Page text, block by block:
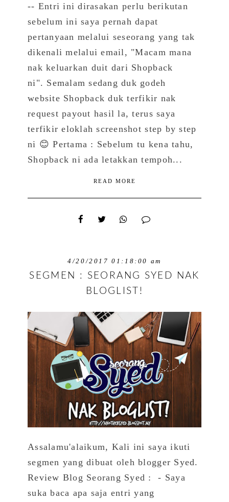
-- Entri ini dirasakan perlu berikutan
sebelum ini saya pernah dapat
pertanyaan melalui seseorang yang tak
dikenali melalui email, "Macam mana
nak keluarkan duit dari Shopback
ni". Semalam sedang duk godeh
website Shopback duk terfikir nak
request payout hasil la, terus saya
terfikir eloklah screenshot step by step
ni 😊 Pertama : Sebelum tu kena tahu,
Shopback ni ada letakkan tempoh...
READ MORE
4/20/2017 01:18:00 am
SEGMEN : SEORANG SYED NAK
BLOGLIST!
Assalamu'alaikum, Kali ini saya ikuti
segmen yang dibuat oleh blogger Syed.
Review Blog Seorang Syed : - Saya
suka baca apa saja entri yang